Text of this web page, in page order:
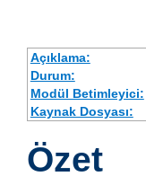
Açıklama:
Durum:
Modül Betimleyici:
Kaynak Dosyası:
Özet